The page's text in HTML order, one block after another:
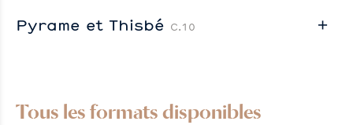
Pyrame et Thisbé C.10
Tous les formats disponibles